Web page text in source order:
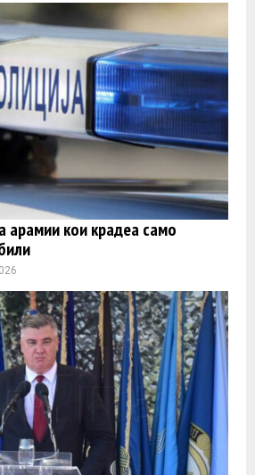
арамии кои крадеа само